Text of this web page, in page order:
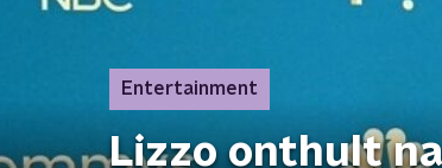
Entertainment
Lizzo onthult